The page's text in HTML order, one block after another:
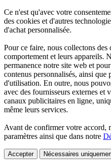
Ce n'est qu'avec votre
des cookies et d'autres
d'achat personnalisée.
Pour ce faire, nous collectons
comportement et leurs appareils.
permanence notre site web et
contenus personnalisés, ainsi que
d'utilisation. En outre, nous
avec des fournisseurs externes et
canaux publicitaires en ligne,
même leurs services.
Avant de confirmer votre accord,
paramètres ainsi que dans notre
Accepter Nécessaires